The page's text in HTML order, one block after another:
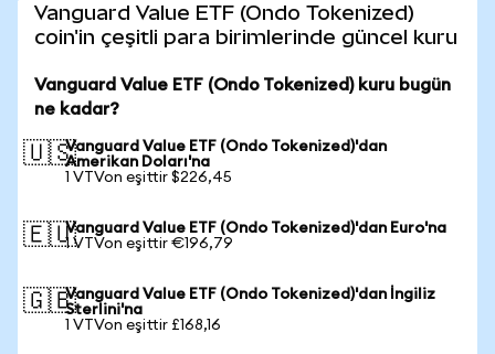
Vanguard Value ETF (Ondo Tokenized)
coin'in çeşitli para birimlerinde güncel kuru
Vanguard Value ETF (Ondo Tokenized) kuru bugün
ne kadar?
🇺🇸Vanguard Value ETF (Ondo Tokenized)'dan
Amerikan Doları'na
1 VTVon eşittir $226,45
🇪🇺Vanguard Value ETF (Ondo Tokenized)'dan Euro'na
1 VTVon eşittir €196,79
🇬🇧Vanguard Value ETF (Ondo Tokenized)'dan İngiliz
Sterlini'na
1 VTVon eşittir £168,16